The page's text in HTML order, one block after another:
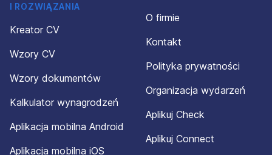
I ROZWIĄZANIA
Kreator CV
Wzory CV
Wzory dokumentów
Kalkulator wynagrodzeń
Aplikacja mobilna Android
Aplikacja mobilna iOS
O firmie
Kontakt
Polityka prywatności
Organizacja wydarzeń
Aplikuj Check
Aplikuj Connect